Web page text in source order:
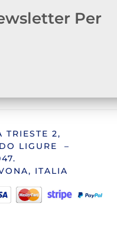
Per
TRIESTE 2,
LIGURE –
ITALIA